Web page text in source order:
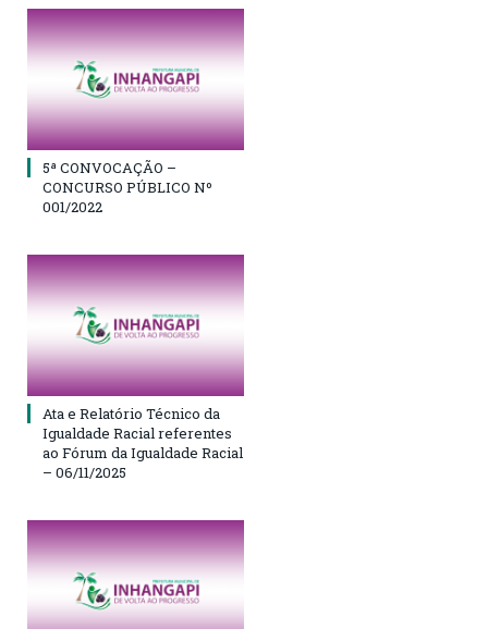
5ª CONVOCAÇÃO –
CONCURSO PÚBLICO Nº
001/2022
Ata e Relatório Técnico da
Igualdade Racial referentes
ao Fórum da Igualdade Racial
– 06/11/2025